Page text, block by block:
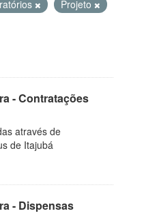
Projeto
- Contratações
através de
de Itajubá
- Dispensas